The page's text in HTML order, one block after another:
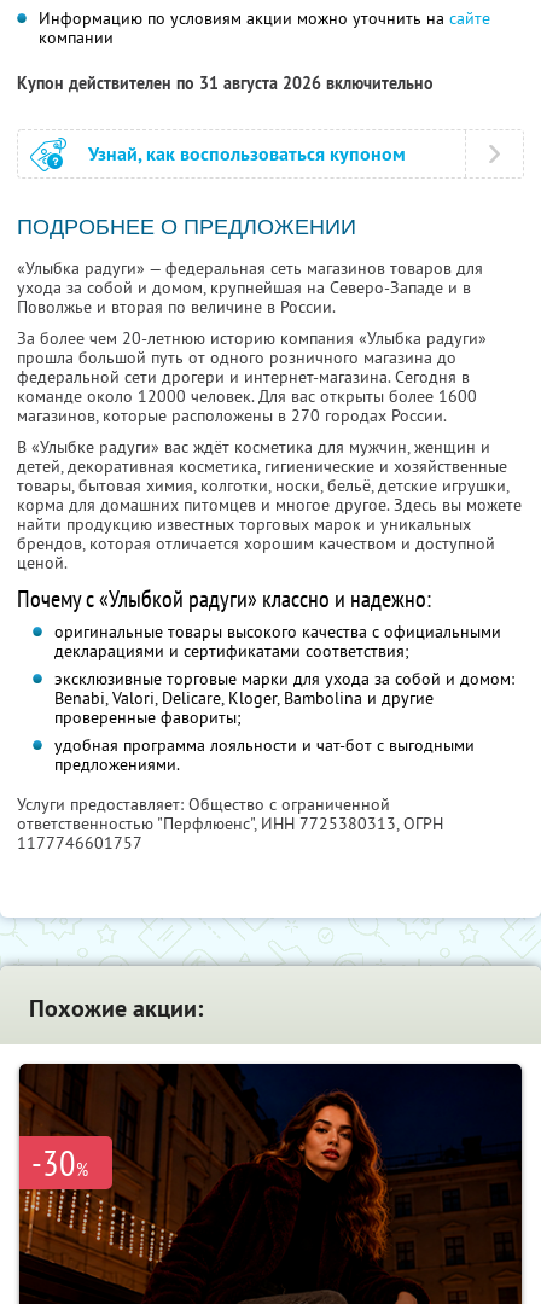
Информацию по условиям акции можно уточнить на сайте
компании
Купон действителен по 31 августа 2026 включительно
Узнай, как воспользоваться купоном
ПОДРОБНЕЕ О ПРЕДЛОЖЕНИИ
«Улыбка радуги» — федеральная сеть магазинов товаров для
ухода за собой и домом, крупнейшая на Северо-Западе и в
Поволжье и вторая по величине в России.
За более чем 20-летнюю историю компания «Улыбка радуги»
прошла большой путь от одного розничного магазина до
федеральной сети дрогери и интернет-магазина. Сегодня в
команде около 12000 человек. Для вас открыты более 1600
магазинов, которые расположены в 270 городах России.
В «Улыбке радуги» вас ждёт косметика для мужчин, женщин и
детей, декоративная косметика, гигиенические и хозяйственные
товары, бытовая химия, колготки, носки, бельё, детские игрушки,
корма для домашних питомцев и многое другое. Здесь вы можете
найти продукцию известных торговых марок и уникальных
брендов, которая отличается хорошим качеством и доступной
ценой.
Почему с «Улыбкой радуги» классно и надежно:
оригинальные товары высокого качества с официальными
декларациями и сертификатами соответствия;
эксклюзивные торговые марки для ухода за собой и домом:
Benabi, Valori, Delicare, Kloger, Bambolina и другие
проверенные фавориты;
удобная программа лояльности и чат-бот с выгодными
предложениями.
Услуги предоставляет: Общество с ограниченной
ответственностью "Перфлюенс", ИНН 7725380313, ОГРН
1177746601757
Похожие акции:
-30%